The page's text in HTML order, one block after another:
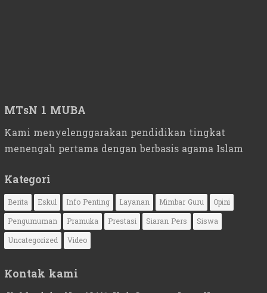
MTsN 1 MUBA
Kami menyelenggarakan pendidikan tingkat
menengah pertama dengan berbasis agama Islam
Kategori
Berita Eskul Info Penting Layanan Mimbar Guru
Opini
Pengumuman
Pramuka Prestasi Siaran Pers
Siswa
Uncategorized
Video
Kontak kami